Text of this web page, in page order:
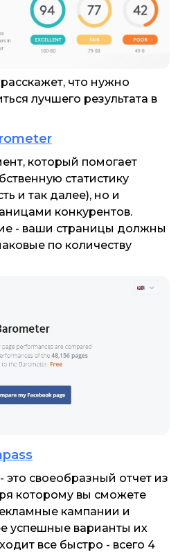
что нужно
лучшего результата в
который помогает
статистику
и так далее), но и
конкурентов.
- ваши страницы должны
по количеству
своеобразный отчет из
которому вы сможете
кампании и
успешные варианты их
все быстро - всего 4